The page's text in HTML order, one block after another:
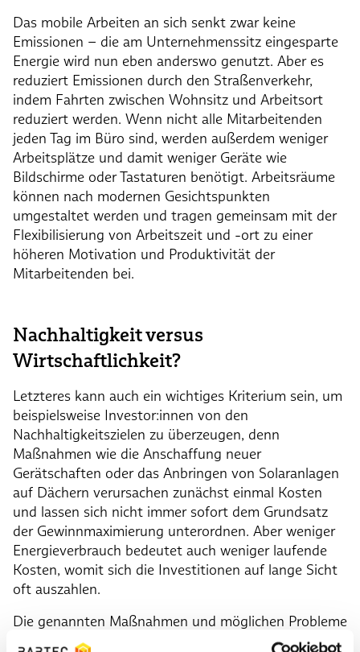
Das mobile Arbeiten an sich senkt zwar keine
Emissionen – die am Unternehmenssitz eingesparte
Energie wird nun eben anderswo genutzt. Aber es
reduziert Emissionen durch den Straßenverkehr,
indem Fahrten zwischen Wohnsitz und Arbeitsort
reduziert werden. Wenn nicht alle Mitarbeitenden
jeden Tag im Büro sind, werden außerdem weniger
Arbeitsplätze und damit weniger Geräte wie
Bildschirme oder Tastaturen benötigt. Arbeitsräume
können nach modernen Gesichtspunkten
umgestaltet werden und tragen gemeinsam mit der
Flexibilisierung von Arbeitszeit und -ort zu einer
höheren Motivation und Produktivität der
Mitarbeitenden bei.
Nachhaltigkeit versus
Wirtschaftlichkeit?
Letzteres kann auch ein wichtiges Kriterium sein, um
beispielsweise Investor:innen von den
Nachhaltigkeitszielen zu überzeugen, denn
Maßnahmen wie die Anschaffung neuer
Gerätschaften oder das Anbringen von Solaranlagen
auf Dächern verursachen zunächst einmal Kosten
und lassen sich nicht immer sofort dem Grundsatz
der Gewinnmaximierung unterordnen. Aber weniger
Energieverbrauch bedeutet auch weniger laufende
Kosten, womit sich die Investitionen auf lange Sicht
oft auszahlen.
Die genannten Maßnahmen und möglichen Probleme
stellen nur eine kleine Auswahl dar, zeigen aber